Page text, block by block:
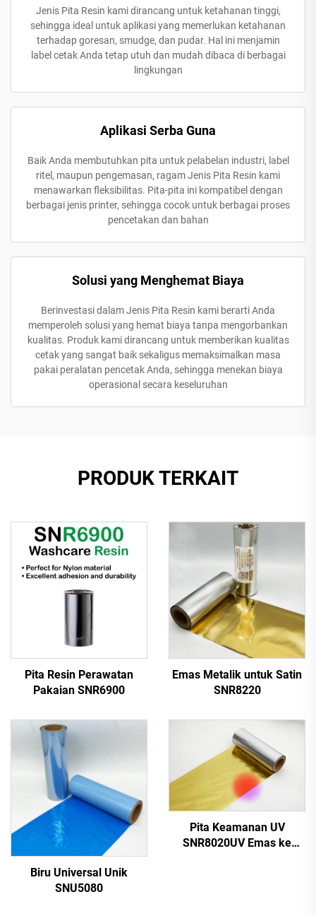
Jenis Pita Resin kami dirancang untuk ketahanan tinggi,
sehingga ideal untuk aplikasi yang memerlukan ketahanan
terhadap goresan, smudge, dan pudar. Hal ini menjamin
label cetak Anda tetap utuh dan mudah dibaca di berbagai
lingkungan
Aplikasi Serba Guna
Baik Anda membutuhkan pita untuk pelabelan industri, label
ritel, maupun pengemasan, ragam Jenis Pita Resin kami
menawarkan fleksibilitas. Pita-pita ini kompatibel dengan
berbagai jenis printer, sehingga cocok untuk berbagai proses
pencetakan dan bahan
Solusi yang Menghemat Biaya
Berinvestasi dalam Jenis Pita Resin kami berarti Anda
memperoleh solusi yang hemat biaya tanpa mengorbankan
kualitas. Produk kami dirancang untuk memberikan kualitas
cetak yang sangat baik sekaligus memaksimalkan masa
pakai peralatan pencetak Anda, sehingga menekan biaya
operasional secara keseluruhan
PRODUK TERKAIT
Pita Resin Perawatan
Pakaian SNR6900
Emas Metalik untuk Satin
SNR8220
Biru Universal Unik
SNU5080
Pita Keamanan UV
SNR8020UV Emas ke